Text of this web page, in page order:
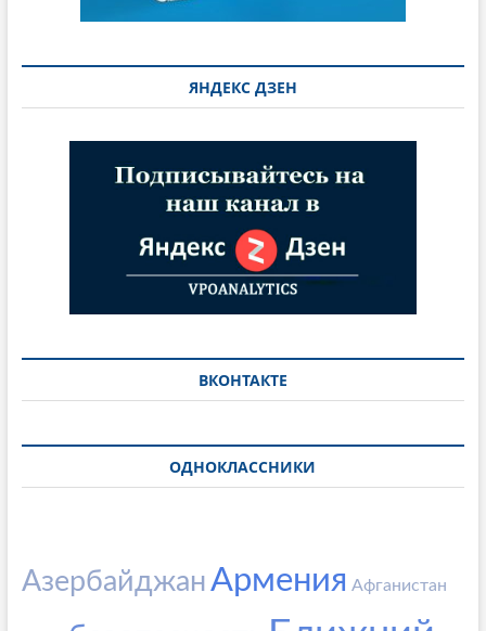
ЯНДЕКС ДЗЕН
ВКОНТАКТЕ
ОДНОКЛАССНИКИ
АзербайджанАрмения Афганистан